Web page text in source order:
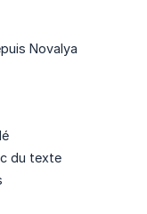
Novalya
du texte